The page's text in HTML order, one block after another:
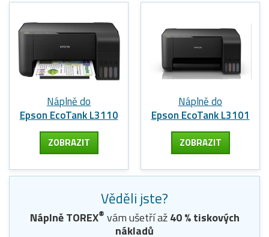
Náplně do
Epson EcoTank L3110
ZOBRAZIT
Náplně do
Epson EcoTank L3101
ZOBRAZIT
Věděli jste?
Náplně TOREX® vám ušetří až40% tiskových
nákladů